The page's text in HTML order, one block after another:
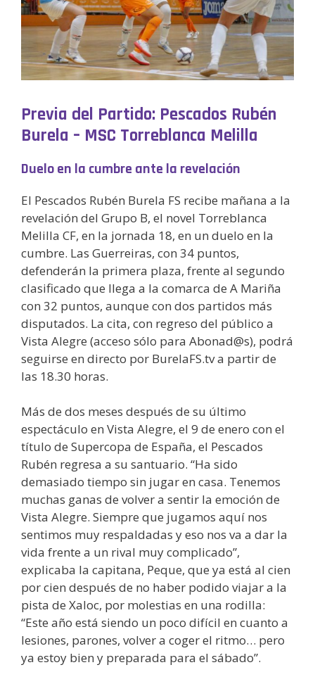
Previa del Partido: Pescados Rubén
Burela – MSC Torreblanca Melilla
Duelo en la cumbre ante la revelación
El Pescados Rubén Burela FS recibe mañana a la
revelación del Grupo B, el novel Torreblanca
Melilla CF, en la jornada 18, en un duelo en la
cumbre. Las Guerreiras, con 34 puntos,
defenderán la primera plaza, frente al segundo
clasificado que llega a la comarca de A Mariña
con 32 puntos, aunque con dos partidos más
disputados. La cita, con regreso del público a
Vista Alegre (acceso sólo para Abonad@s), podrá
seguirse en directo por BurelaFS.tv a partir de
las 18.30 horas.
Más de dos meses después de su último
espectáculo en Vista Alegre, el 9 de enero con el
título de Supercopa de España, el Pescados
Rubén regresa a su santuario. “Ha sido
demasiado tiempo sin jugar en casa. Tenemos
muchas ganas de volver a sentir la emoción de
Vista Alegre. Siempre que jugamos aquí nos
sentimos muy respaldadas y eso nos va a dar la
vida frente a un rival muy complicado”,
explicaba la capitana, Peque, que ya está al cien
por cien después de no haber podido viajar a la
pista de Xaloc, por molestias en una rodilla:
“Este año está siendo un poco difícil en cuanto a
lesiones, parones, volver a coger el ritmo… pero
ya estoy bien y preparada para el sábado”.